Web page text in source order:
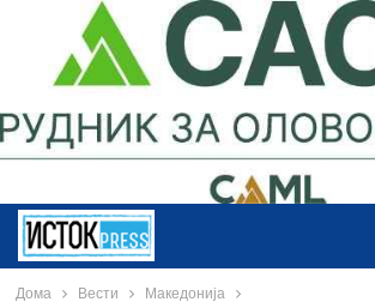
Дома Вести Македонија